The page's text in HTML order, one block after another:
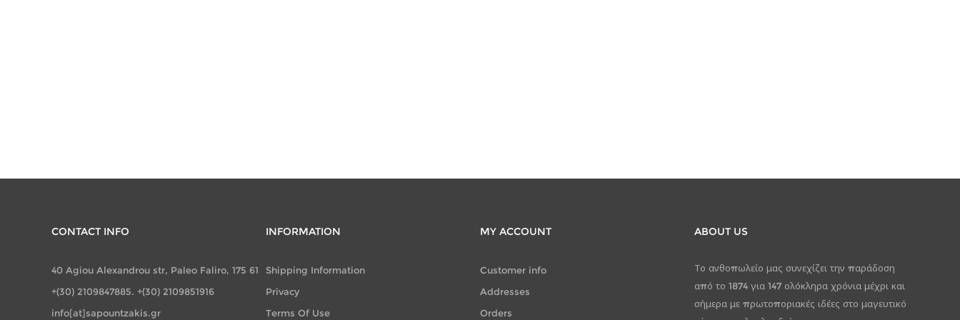
CONTACT INFO
40 Agiou Alexandrou str, Paleo Faliro, 175 61
+(30) 2109847885. +(30) 2109851916
info[at]sapountzakis.gr
INFORMATION
Shipping Information
Privacy
Terms Of Use
MY ACCOUNT
Customer info
Addresses
Orders
ABOUT US
Το ανθοπωλείο μας συνεχίζει την παράδοση
από το 1874 για 147 ολόκληρα χρόνια μέχρι και
σήμερα με πρωτοποριακές ιδέες στο μαγευτικό